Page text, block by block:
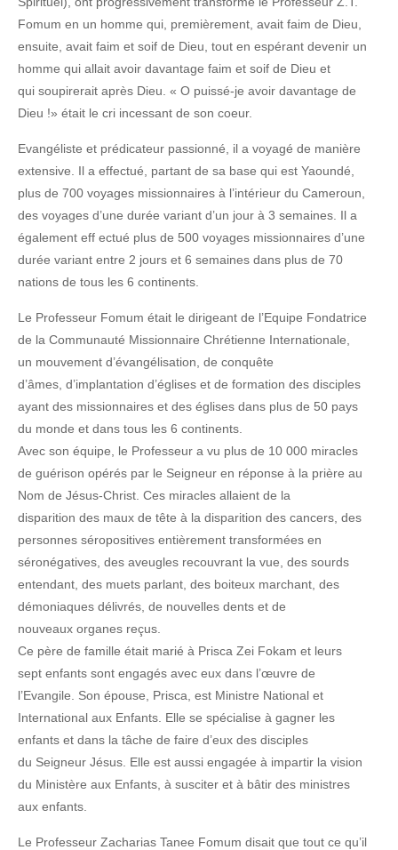
Fomum en un homme qui, premièrement, avait faim de Dieu,
ensuite, avait faim et soif de Dieu, tout en espérant devenir un
homme qui allait avoir davantage faim et soif de Dieu et
qui soupirerait après Dieu. « O puissé-je avoir davantage de
Dieu !» était le cri incessant de son coeur.
Evangéliste et prédicateur passionné, il a voyagé de manière
extensive. Il a effectué, partant de sa base qui est Yaoundé,
plus de 700 voyages missionnaires à l’intérieur du Cameroun,
des voyages d’une durée variant d’un jour à 3 semaines. Il a
également eff ectué plus de 500 voyages missionnaires d’une
durée variant entre 2 jours et 6 semaines dans plus de 70
nations de tous les 6 continents.
Le Professeur Fomum était le dirigeant de l’Equipe Fondatrice
de la Communauté Missionnaire Chrétienne Internationale,
un mouvement d’évangélisation, de conquête
d’âmes, d’implantation d’églises et de formation des disciples
ayant des missionnaires et des églises dans plus de 50 pays
du monde et dans tous les 6 continents.
Avec son équipe, le Professeur a vu plus de 10 000 miracles
de guérison opérés par le Seigneur en réponse à la prière au
Nom de Jésus-Christ. Ces miracles allaient de la
disparition des maux de tête à la disparition des cancers, des
personnes séropositives entièrement transformées en
séronégatives, des aveugles recouvrant la vue, des sourds
entendant, des muets parlant, des boiteux marchant, des
démoniaques délivrés, de nouvelles dents et de
nouveaux organes reçus.
Ce père de famille était marié à Prisca Zei Fokam et leurs
sept enfants sont engagés avec eux dans l’œuvre de
l’Evangile. Son épouse, Prisca, est Ministre National et
International aux Enfants. Elle se spécialise à gagner les
enfants et dans la tâche de faire d’eux des disciples
du Seigneur Jésus. Elle est aussi engagée à impartir la vision
du Ministère aux Enfants, à susciter et à bâtir des ministres
aux enfants.
Le Professeur Zacharias Tanee Fomum disait que tout ce qu’il